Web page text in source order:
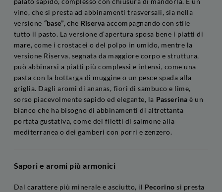
vino, che si presta ad abbinamenti trasversali, sia nella
versione “base”, che Riserva accompagnando con stile
tutto il pasto. La versione d’apertura sposa bene i piatti di
mare, come i crostacei o del polpo in umido, mentre la
versione Riserva, segnata da maggiore corpo e struttura,
può abbinarsi a piatti più complessi e intensi, come una
pasta con la bottarga di muggine o un pesce spada alla
griglia. Dagli aromi di ananas, fiori di sambuco e lime,
sorso piacevolmente sapido ed elegante, la Passerina è un
bianco che ha bisogno di abbinamenti di altrettanta
portata gustativa, come dei filetti di salmone alla
mediterranea o dei gamberi con porri e zenzero.
Sapori e aromi più armonici
Dal carattere più minerale e asciutto, il Pecorino si presta